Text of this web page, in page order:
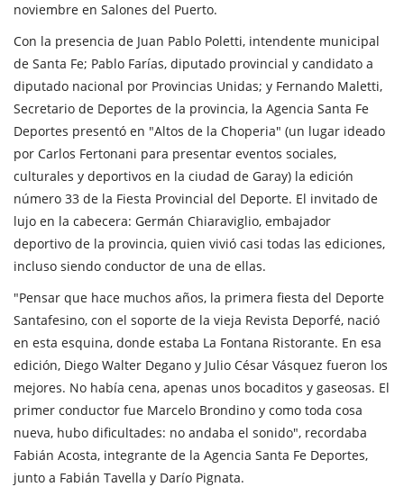
noviembre en Salones del Puerto.
Con la presencia de Juan Pablo Poletti, intendente municipal
de Santa Fe; Pablo Farías, diputado provincial y candidato a
diputado nacional por Provincias Unidas; y Fernando Maletti,
Secretario de Deportes de la provincia, la Agencia Santa Fe
Deportes presentó en "Altos de la Choperia" (un lugar ideado
por Carlos Fertonani para presentar eventos sociales,
culturales y deportivos en la ciudad de Garay) la edición
número 33 de la Fiesta Provincial del Deporte. El invitado de
lujo en la cabecera: Germán Chiaraviglio, embajador
deportivo de la provincia, quien vivió casi todas las ediciones,
incluso siendo conductor de una de ellas.
"Pensar que hace muchos años, la primera fiesta del Deporte
Santafesino, con el soporte de la vieja Revista Deporfé, nació
en esta esquina, donde estaba La Fontana Ristorante. En esa
edición, Diego Walter Degano y Julio César Vásquez fueron los
mejores. No había cena, apenas unos bocaditos y gaseosas. El
primer conductor fue Marcelo Brondino y como toda cosa
nueva, hubo dificultades: no andaba el sonido", recordaba
Fabián Acosta, integrante de la Agencia Santa Fe Deportes,
junto a Fabián Tavella y Darío Pignata.